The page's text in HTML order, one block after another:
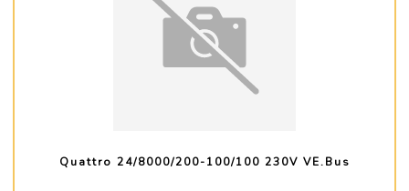
Quattro 24/8000/200-100/100 230V VE.Bus